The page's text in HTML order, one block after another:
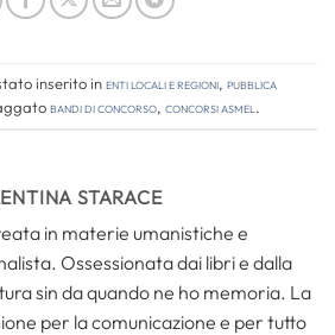
inserito inEnti locali e regioni, Pubblica
bandi di concorso, concorsi asmel .
STARACE
in materie umanistiche e
Ossessionata dai libri e dalla
sin da quando ne ho memoria. La
per la comunicazione e per tutto